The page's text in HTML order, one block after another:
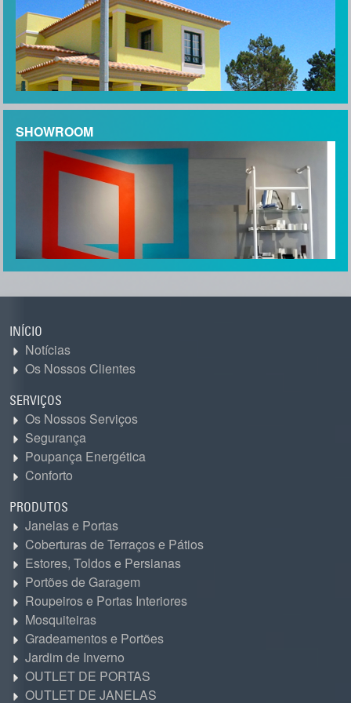
Peter Van Meerem
"Desde o primeiro contato até a montagem final de uma nova
porta de entrada, obtivemos um excelente serviço do Marco e
importantes comerciantes que foram muito organizados
tornaram todo o processo fácil. A qualidade da porta é de
primeira classe e não hesitamos em recomendar a Casa das
Janelas. Sally MacAdie"
Sally MacAdie
"Estamos extremamente satisfeitos com as nossas janelas e
portas e com o serviço do Vasili e do Tiago (além do Marco e
do Nuno, claro). Já podemos sentir a diferença na casa e
temos certeza que fará uma grande diferença nos meses
"Caro Marco e Nuno, Foi um prazer trabalhar com vocês na
Casa das Janelas. São excepcionalmente atenciosos e
Adoramos nossa nova porta, que foi instalada no prazo e
pelo preço cotado. A instalação em si foi muito tranquila e a
porta parece que sempre fez parte da construção original.
Recomendamos vivamente a empresa da Casa das Janelas.
"Acabei de trocar todas as janelas do meu apartamento - sala
de estar, dois quartos, banheiro e cozinha (portas e janelas) -
pela empresa Casa das Janelas, em Loulé. Na minha
opinião, o preço foi muito bom. O trabalho do Marco e da sua
equipe de três pessoas é impecável. Eles foram muito
prestativos, minuciosos, profissionais e corteses em todos os
aspectos. Ofereceram conselhos e assistência quando
necessário. Até limparam tudo depois (algo impensável na
Escócia). Concluíram o trabalho com um padrão de
qualidade muito elevado. O Marco passou por lá para
verificar se eu estava satisfeito com tudo e se não havia
SHOWROOM
INÍCIO
Notícias
Os Nossos Clientes
SERVIÇOS
Os Nossos Serviços
Segurança
Poupança Energética
Conforto
PRODUTOS
Janelas e Portas
Coberturas de Terraços e Pátios
Estores, Toldos e Persianas
Portões de Garagem
Roupeiros e Portas Interiores
Mosquiteiras
Gradeamentos e Portões
Jardim de Inverno
OUTLET DE PORTAS
OUTLET DE JANELAS